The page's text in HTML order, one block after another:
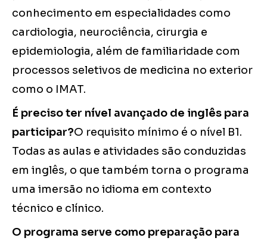
conhecimento em especialidades como
cardiologia, neurociência, cirurgia e
epidemiologia, além de familiaridade com
processos seletivos de medicina no exterior
como o IMAT.
É preciso ter nível avançado de inglês para
participar?O requisito mínimo é o nível B1.
Todas as aulas e atividades são conduzidas
em inglês, o que também torna o programa
uma imersão no idioma em contexto
técnico e clínico.
O programa serve como preparação para